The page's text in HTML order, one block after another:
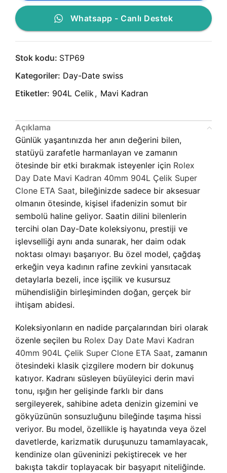
Whatsapp - Canlı Destek
Stok kodu: STP69
Kategoriler: Day-Date swiss
Etiketler: 904L Celik, Mavi Kadran
Açıklama
Günlük yaşantınızda her anın değerini bilen,
statüyü zarafetle harmanlayan ve zamanın
ötesinde bir etki bırakmak isteyenler için Rolex
Day Date Mavi Kadran 40mm 904L Çelik Super
Clone ETA Saat, bileğinizde sadece bir aksesuar
olmanın ötesinde, kişisel ifadenizin somut bir
sembolü haline geliyor. Saatin dilini bilenlerin
tercihi olan Day-Date koleksiyonu, prestiji ve
işlevselliği aynı anda sunarak, her daim odak
noktası olmayı başarıyor. Bu özel model, çağdaş
erkeğin veya kadının rafine zevkini yansıtacak
detaylarla bezeli, ince işçilik ve kusursuz
mühendisliğin birleşiminden doğan, gerçek bir
ihtişam abidesi.
Koleksiyonların en nadide parçalarından biri olarak
özenle seçilen bu Rolex Day Date Mavi Kadran
40mm 904L Çelik Super Clone ETA Saat, zamanın
ötesindeki klasik çizgilere modern bir dokunuş
katıyor. Kadranı süsleyen büyüleyici derin mavi
tonu, ışığın her gelişinde farklı bir dans
sergileyerek, sahibine adeta denizin gizemini ve
gökyüzünün sonsuzluğunu bileğinde taşıma hissi
veriyor. Bu model, özellikle iş hayatında veya özel
davetlerde, karizmatik duruşunuzu tamamlayacak,
kendinize olan güveninizi pekiştirecek ve her
bakışta takdir toplayacak bir başyapıt niteliğinde.